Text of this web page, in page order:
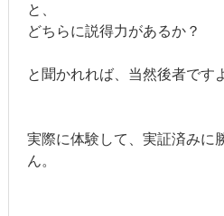
と、
どちらに説得力があるか？
と聞かれれば、当然後者です
実際に体験して、実証済みに
ん。